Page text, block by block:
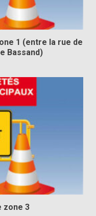
1 (entre la rue de
Bassand)
zone 3